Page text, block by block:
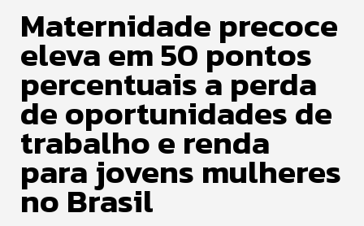
Maternidade precoce
eleva em 50 pontos
percentuais a perda
de oportunidades de
trabalho e renda
para jovens mulheres
no Brasil